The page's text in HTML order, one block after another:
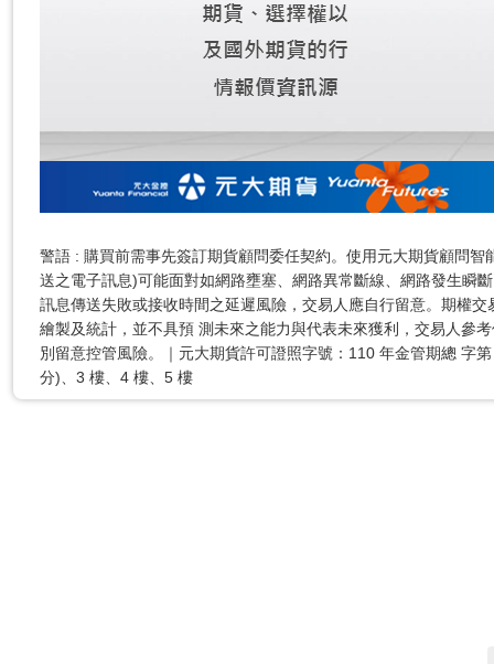
警語 : 購買前需事先簽訂期貨顧問委任契約。使用元大期貨顧問
送之電子訊息)可能面對如網路壅塞、網路異常斷線、網路發生瞬
訊息傳送失敗或接收時間之延遲風險，交易人應自行留意。期權
繪製及統計，並不具預 測未來之能力與代表未來獲利，交易人參
別留意控管風險。｜元大期貨許可證照字號：110 年金管期總 字
分)、3 樓、4 樓、5 樓